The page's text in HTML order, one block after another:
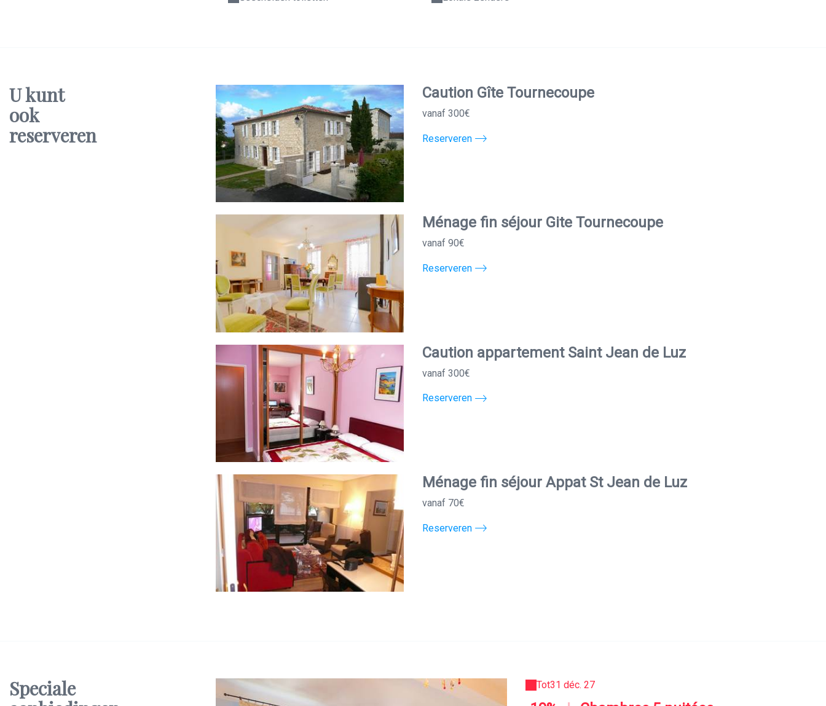
U kunt
ook
reserveren
Caution Gîte Tournecoupe
vanaf 300€
Reserveren
Ménage fin séjour Gite Tournecoupe
vanaf 90€
Reserveren
Caution appartement Saint Jean de Luz
vanaf 300€
Reserveren
Ménage fin séjour Appat St Jean de Luz
vanaf 70€
Reserveren
Speciale
Tot31 déc. 27